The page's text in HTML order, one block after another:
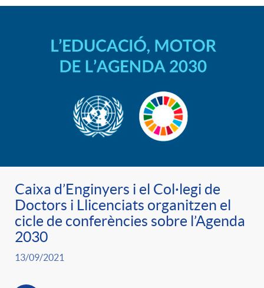
Caixa d’Enginyers i el Col·legi de
Doctors i Llicenciats organitzen el
cicle de conferències sobre l’Agenda
2030
13/09/2021